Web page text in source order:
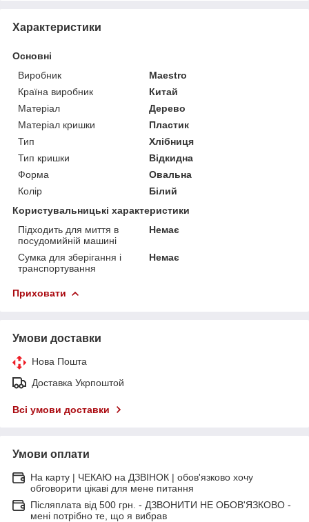
Характеристики
Основні
Виробник
Maestro
Країна виробник
Китай
Матеріал
Дерево
Матеріал кришки
Пластик
Тип
Хлібниця
Тип кришки
Відкидна
Форма
Овальна
Колір
Білий
Користувальницькі характеристики
Підходить для миття в
посудомийній машині
Немає
Сумка для зберігання і
транспортування
Немає
Приховати
Умови доставки
Нова Пошта
Доставка Укрпоштой
Всі умови доставки
Умови оплати
На карту | ЧЕКАЮ на ДЗВІНОК | обов'язково хочу
обговорити цікаві для мене питання
Післяплата від 500 грн. - ДЗВОНИТИ НЕ ОБОВ'ЯЗКОВО -
мені потрібно те, що я вибрав